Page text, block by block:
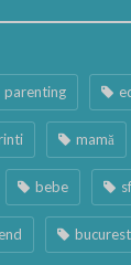
parenting
mamă
bebe